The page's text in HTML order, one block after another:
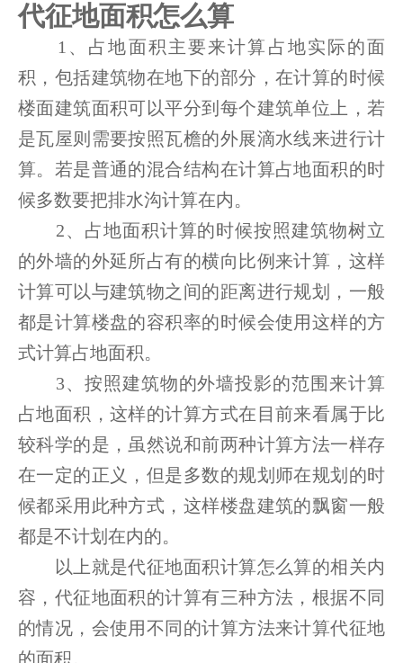
代征地面积怎么算
1、占地面积主要来计算占地实际的面
积，包括建筑物在地下的部分，在计算的时候
楼面建筑面积可以平分到每个建筑单位上，若
是瓦屋则需要按照瓦檐的外展滴水线来进行计
算。若是普通的混合结构在计算占地面积的时
候多数要把排水沟计算在内。
2、占地面积计算的时候按照建筑物树立
的外墙的外延所占有的横向比例来计算，这样
计算可以与建筑物之间的距离进行规划，一般
都是计算楼盘的容积率的时候会使用这样的方
式计算占地面积。
3、按照建筑物的外墙投影的范围来计算
占地面积，这样的计算方式在目前来看属于比
较科学的是，虽然说和前两种计算方法一样存
在一定的正义，但是多数的规划师在规划的时
候都采用此种方式，这样楼盘建筑的飘窗一般
都是不计划在内的。
以上就是代征地面积计算怎么算的相关内
容，代征地面积的计算有三种方法，根据不同
的情况，会使用不同的计算方法来计算代征地
的面积。